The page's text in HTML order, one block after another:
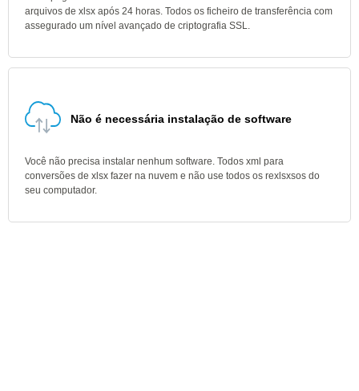
arquivos de xlsx após 24 horas. Todos os ficheiro de transferência com
assegurado um nível avançado de criptografia SSL.
Não é necessária instalação de software
Você não precisa instalar nenhum software. Todos xml para
conversões de xlsx fazer na nuvem e não use todos os rexlsxsos do
seu computador.